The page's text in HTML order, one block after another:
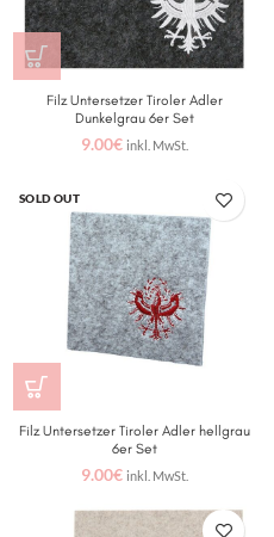
Filz Untersetzer Tiroler Adler
Dunkelgrau 6er Set
9.00€ inkl. MwSt.
SOLD OUT
Filz Untersetzer Tiroler Adler hellgrau
6er Set
9.00€ inkl. MwSt.